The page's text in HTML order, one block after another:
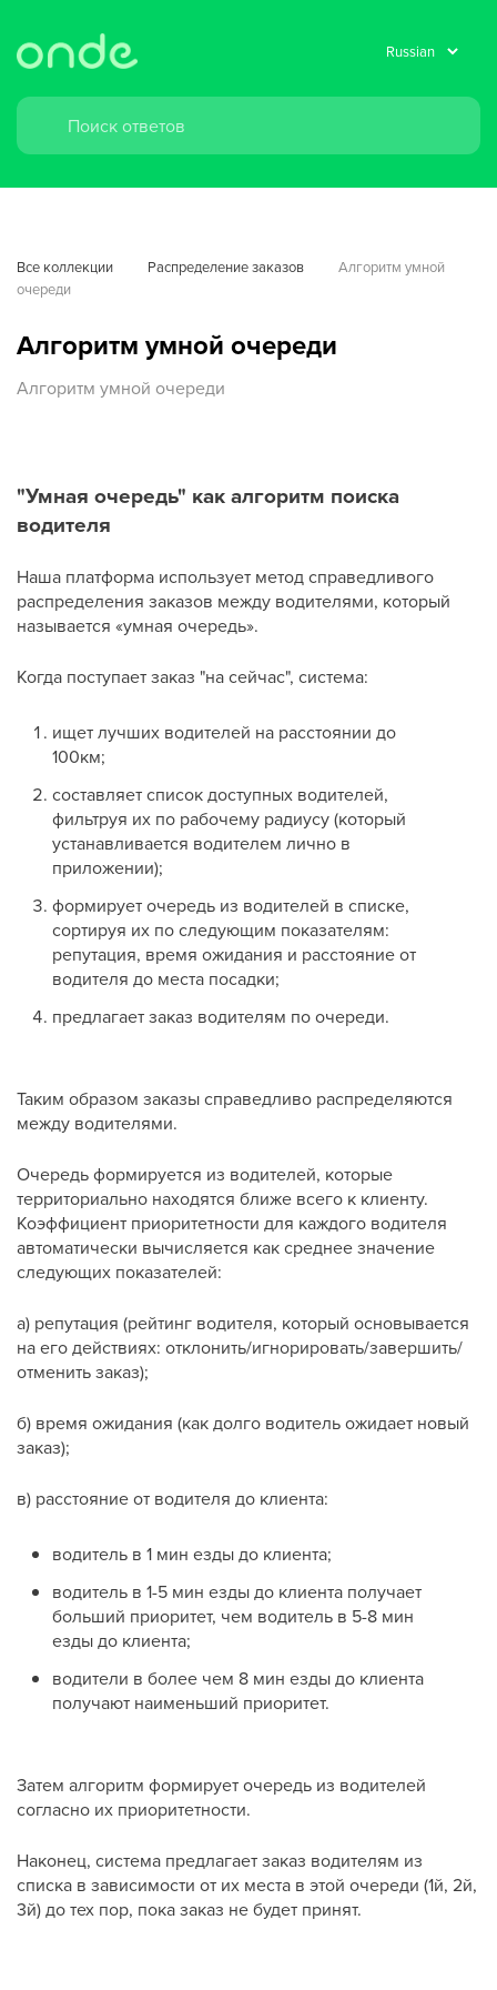
Все коллекции Распределение заказов
Алгоритм умной
очереди
Алгоритм умной очереди
Алгоритм умной очереди
"Умная очередь" как алгоритм поиска
водителя
Наша платформа использует метод справедливого
распределения заказов между водителями, который
называется «умная очередь».
Когда поступает заказ "на сейчас", система:
ищет лучших водителей на расстоянии до
100км;
составляет список доступных водителей,
фильтруя их по рабочему радиусу (который
устанавливается водителем лично в
приложении);
формирует очередь из водителей в списке,
сортируя их по следующим показателям:
репутация, время ожидания и расстояние от
водителя до места посадки;
предлагает заказ водителям по очереди.
Таким образом заказы справедливо распределяются
между водителями.
Очередь формируется из водителей, которые
территориально находятся ближе всего к клиенту.
Коэффициент приоритетности для каждого водителя
автоматически вычисляется как среднее значение
следующих показателей:
а) репутация (рейтинг водителя, который основывается
на его действиях: отклонить/игнорировать/завершить/
отменить заказ);
б) время ожидания (как долго водитель ожидает новый
заказ);
в) расстояние от водителя до клиента:
водитель в 1 мин езды до клиента;
водитель в 1-5 мин езды до клиента получает
больший приоритет, чем водитель в 5-8 мин
езды до клиента;
водители в более чем 8 мин езды до клиента
получают наименьший приоритет.
Затем алгоритм формирует очередь из водителей
согласно их приоритетности.
Наконец, система предлагает заказ водителям из
списка в зависимости от их места в этой очереди (1й, 2й,
3й) до тех пор, пока заказ не будет принят.